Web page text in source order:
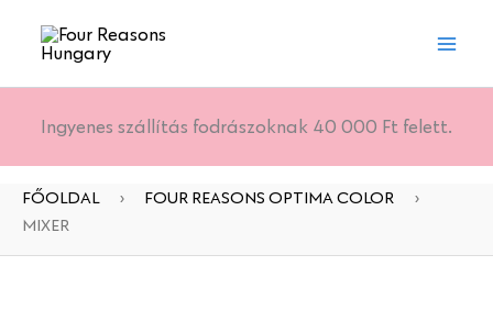
Ingyenes szállítás fodrászoknak 40 000 Ft felett.
FŐOLDAL › FOUR REASONS OPTIMA COLOR
›
MIXER